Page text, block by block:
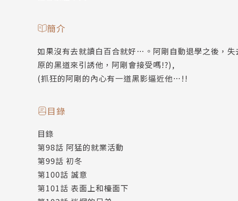
簡介
如果沒有去就讀白百合就好…。阿剛自動退學之後，
原的黑道來引誘他，阿剛會接受嗎!?),
(抓狂的阿剛的內心有一道黑影逼近他…!!
目錄
目錄
第98話 阿猛的就業活動
第99話 初冬
第100話 誠意
第101話 表面上和檯面下